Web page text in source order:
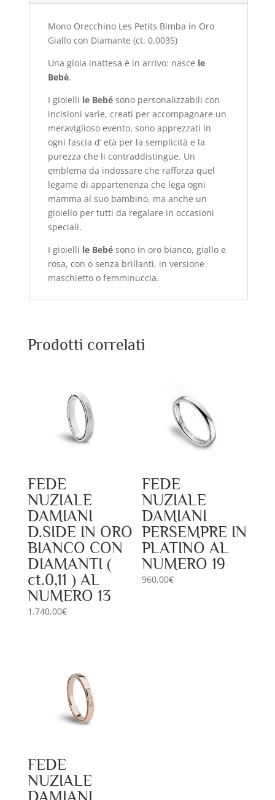
Mono Orecchino Les Petits Bimba in Oro
Giallo con Diamante (ct. 0,0035)
Una gioia inattesa è in arrivo: nasce le
Bebè.
I gioielli le Bebé sono personalizzabili con
incisioni varie, creati per accompagnare un
meraviglioso evento, sono apprezzati in
ogni fascia d’ età per la semplicità e la
purezza che li contraddistingue. Un
emblema da indossare che rafforza quel
legame di appartenenza che lega ogni
mamma al suo bambino, ma anche un
gioiello per tutti da regalare in occasioni
speciali.
I gioielli le Bebé sono in oro bianco, giallo e
rosa, con o senza brillanti, in versione
maschietto o femminuccia.
Prodotti correlati
FEDE
NUZIALE
DAMIANI
D.SIDE IN ORO
BIANCO CON
DIAMANTI (
ct.0,11 ) AL
NUMERO 13
1.740,00€
FEDE
NUZIALE
DAMIANI
PERSEMPRE IN
PLATINO AL
NUMERO 19
960,00€
FEDE
NUZIALE